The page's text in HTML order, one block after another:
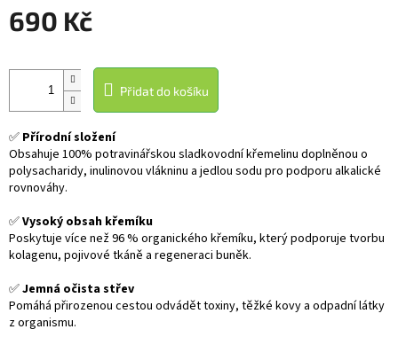
690 Kč
cena:
Přidat do košíku
✅ Přírodní složení
Obsahuje 100% potravinářskou sladkovodní křemelinu doplněnou o
polysacharidy, inulinovou vlákninu a jedlou sodu pro podporu alkalické
rovnováhy.
✅Vysoký obsah křemíku
Poskytuje více než 96 % organického křemíku, který podporuje tvorbu
kolagenu, pojivové tkáně a regeneraci buněk.
✅Jemná očista střev
Pomáhá přirozenou cestou odvádět toxiny, těžké kovy a odpadní látky
z organismu.